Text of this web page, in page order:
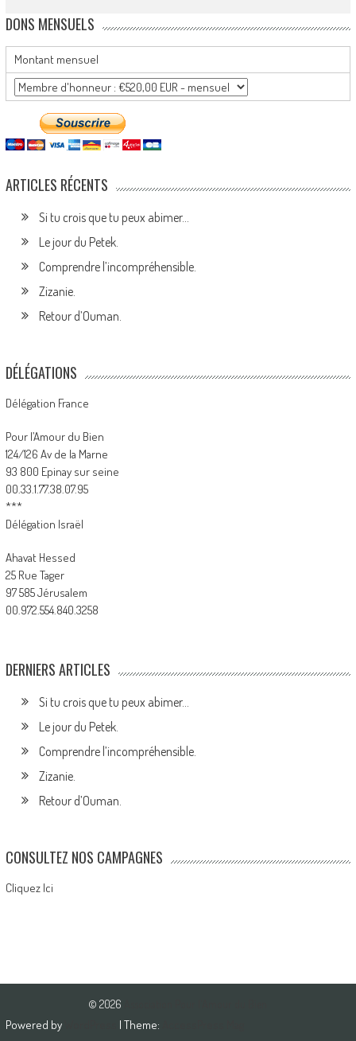
DONS MENSUELS
Montant mensuel
ARTICLES RÉCENTS
Si tu crois que tu peux abimer…
Le jour du Petek.
Comprendre l’incompréhensible.
Zizanie.
Retour d’Ouman.
DÉLÉGATIONS
Délégation France
Pour l’Amour du Bien
124/126 Av de la Marne
93 800 Epinay sur seine
00.33.1.77.38.07.95
***
Délégation Israël
Ahavat Hessed
25 Rue Tager
97 585 Jérusalem
00.972.554.840.3258
DERNIERS ARTICLES
Si tu crois que tu peux abimer…
Le jour du Petek.
Comprendre l’incompréhensible.
Zizanie.
Retour d’Ouman.
CONSULTEZ NOS CAMPAGNES
Cliquez Ici
© 2026
Powered by | Theme: